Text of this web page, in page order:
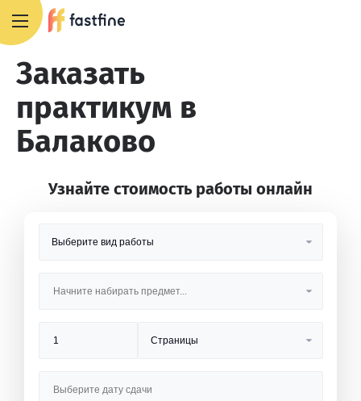
Заказать
практикум в
Балаково
Узнайте стоимость работы онлайн